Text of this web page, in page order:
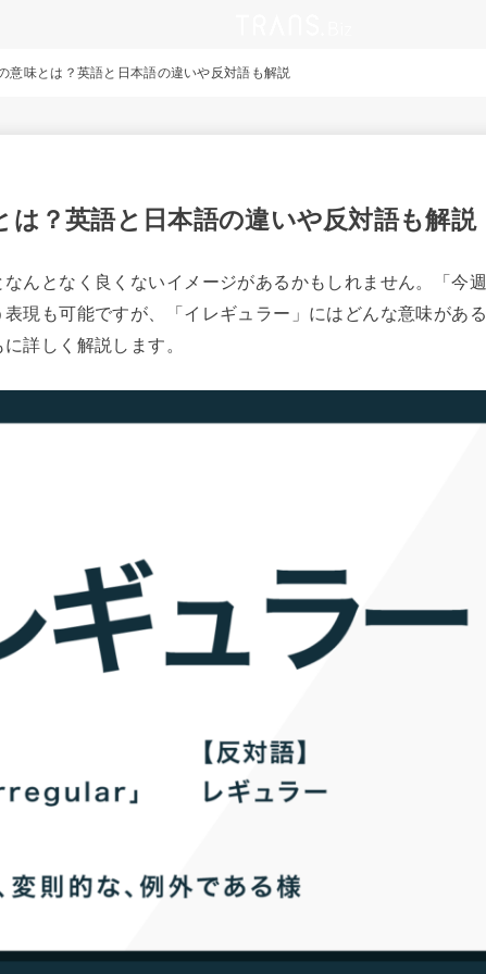
意味とは？英語と日本語の違いや反対語も解説
は？英語と日本語の違いや反対語も解説
んとなく良くないイメージがあるかもしれません。「今週
現も可能ですが、「イレギュラー」にはどんな意味がある
詳しく解説します。